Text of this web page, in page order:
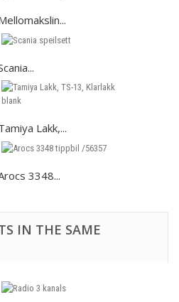
Lakk,...
3348...
IN THE SAME